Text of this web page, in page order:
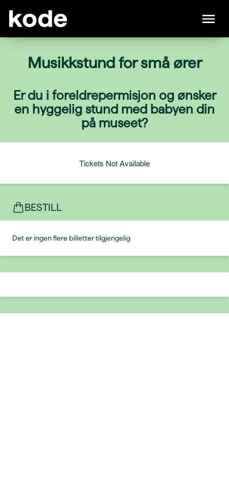
Musikkstund for små ører
Er du i foreldrepermisjon og ønsker
en hyggelig stund med babyen din
på museet?
Tickets Not Available
BESTILL
Det er ingen flere billetter tilgjengelig